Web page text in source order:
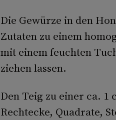
Die Gewürze in den
Zutaten zu einem
mit einem feuchten
ziehen lassen.
Den Teig zu einer ca. 1
Rechtecke, Quadrate,